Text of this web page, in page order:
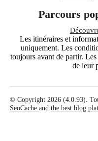
Parcours
Les itinéraires et
uniquement. Les
toujours avant de partir.
de leur
© Copyright 2026 (4.0.93).
SeoCache and the best blog